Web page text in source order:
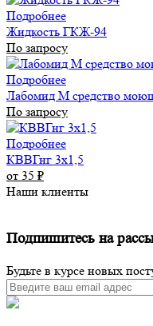
Подробнее
Жидкость ГКЖ-94
По запросу
Подробнее
Лабомид М средство
По запросу
Подробнее
КВВГнг 3х1,5
от 35 ₽
Наши клиенты
Подпишитесь на
Будьте в курсе новых